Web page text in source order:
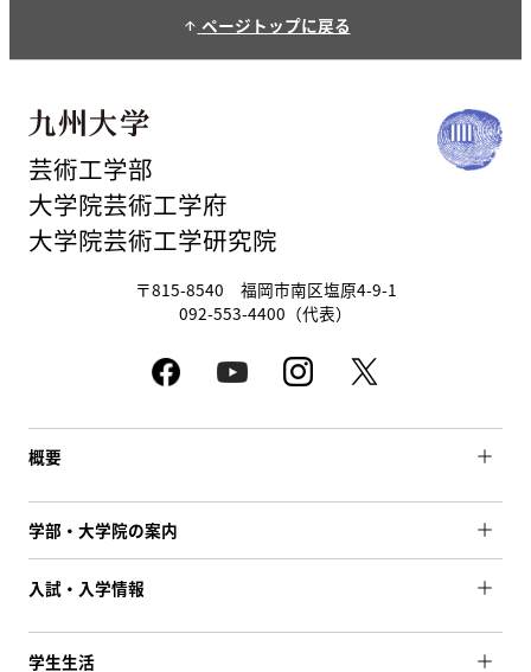
arrow_upward ページトップに戻る
芸術工学部
大学院芸術工学府
大学院芸術工学研究院
〒815-8540 福岡市南区塩原4-9-1
092-553-4400（代表）
概要
学部・大学院の案内
入試・入学情報
学生生活